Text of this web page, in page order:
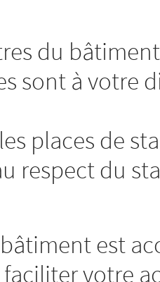
du
sont à votre
places de
respect du
est
votre